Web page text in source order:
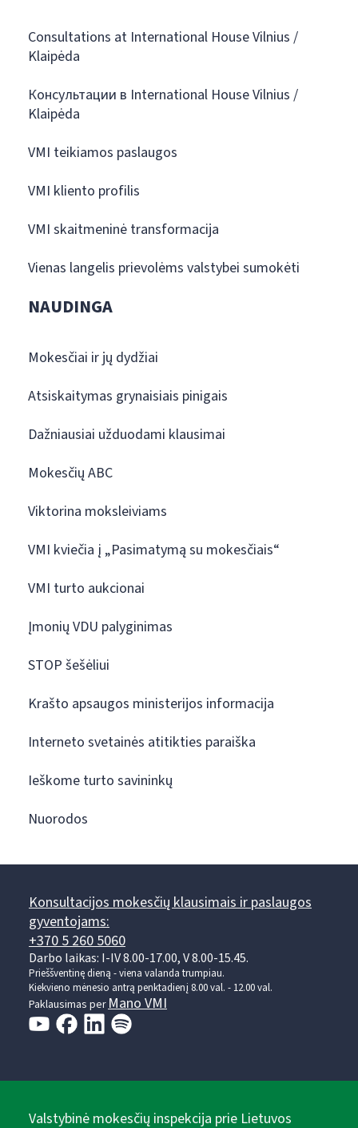
Consultations at International House Vilnius /
Klaipėda
Консультации в International House Vilnius /
Klaipėda
VMI teikiamos paslaugos
VMI kliento profilis
VMI skaitmeninė transformacija
Vienas langelis prievolėms valstybei sumokėti
NAUDINGA
Mokesčiai ir jų dydžiai
Atsiskaitymas grynaisiais pinigais
Dažniausiai užduodami klausimai
Mokesčių ABC
Viktorina moksleiviams
VMI kviečia į „Pasimatymą su mokesčiais“
VMI turto aukcionai
Įmonių VDU palyginimas
STOP šešėliui
Krašto apsaugos ministerijos informacija
Interneto svetainės atitikties paraiška
Ieškome turto savininkų
Nuorodos
Konsultacijos mokesčių klausimais ir paslaugos
gyventojams:
+370 5 260 5060
Darbo laikas: I-IV 8.00-17.00, V 8.00-15.45.
Prieššventinę dieną - viena valanda trumpiau.
Kiekvieno mėnesio antrą penktadienį 8.00 val. - 12.00 val.
Paklausimas perMano VMI
Valstybinė mokesčių inspekcija prie Lietuvos